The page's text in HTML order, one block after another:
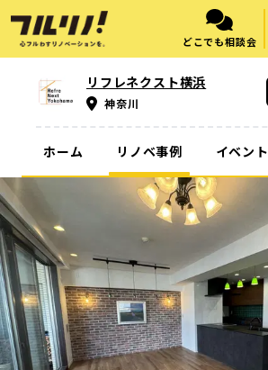
どこでも相談会
リフレネクスト横浜
神奈川
ホーム リノベ事例 イベント